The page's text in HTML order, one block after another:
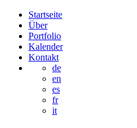
Startseite
Über
Portfolio
Kalender
Kontakt
de
en
es
fr
it